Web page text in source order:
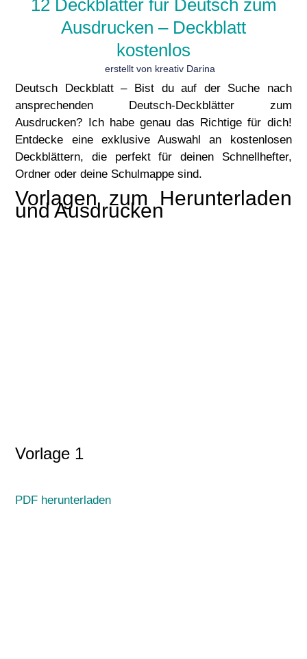
12 Deckblätter für Deutsch zum
Ausdrucken – Deckblatt
kostenlos
erstellt von kreativ Darina
Deutsch Deckblatt – Bist du auf der Suche nach
ansprechenden Deutsch-Deckblätter zum
Ausdrucken? Ich habe genau das Richtige für dich!
Entdecke eine exklusive Auswahl an kostenlosen
Deckblättern, die perfekt für deinen Schnellhefter,
Ordner oder deine Schulmappe sind.
Vorlagen zum Herunterladen
und Ausdrucken
Vorlage 1
PDF herunterladen